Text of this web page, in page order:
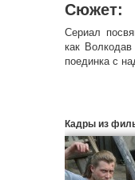
Сюжет:
Сериал
как
поединка с
Кадры из